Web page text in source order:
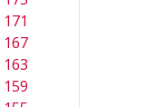
171
167
163
159